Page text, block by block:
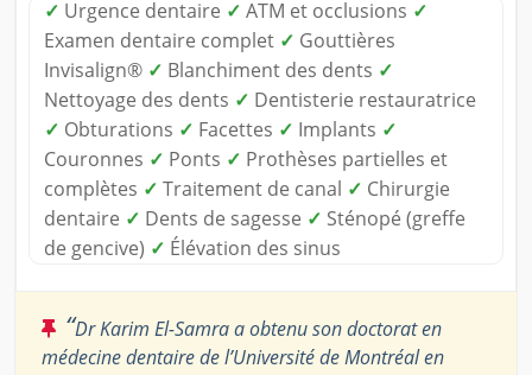
✓ Urgence dentaire ✓ ATM et occlusions ✓
Examen dentaire complet ✓ Gouttières
Invisalign® ✓ Blanchiment des dents ✓
Nettoyage des dents ✓ Dentisterie restauratrice
✓ Obturations ✓ Facettes ✓ Implants ✓
Couronnes ✓ Ponts ✓ Prothèses partielles et
complètes ✓ Traitement de canal ✓ Chirurgie
dentaire ✓ Dents de sagesse ✓ Sténopé (greffe
de gencive) ✓ Élévation des sinus
“Dr Karim El-Samra a obtenu son doctorat en
médecine dentaire de l’Université de Montréal en